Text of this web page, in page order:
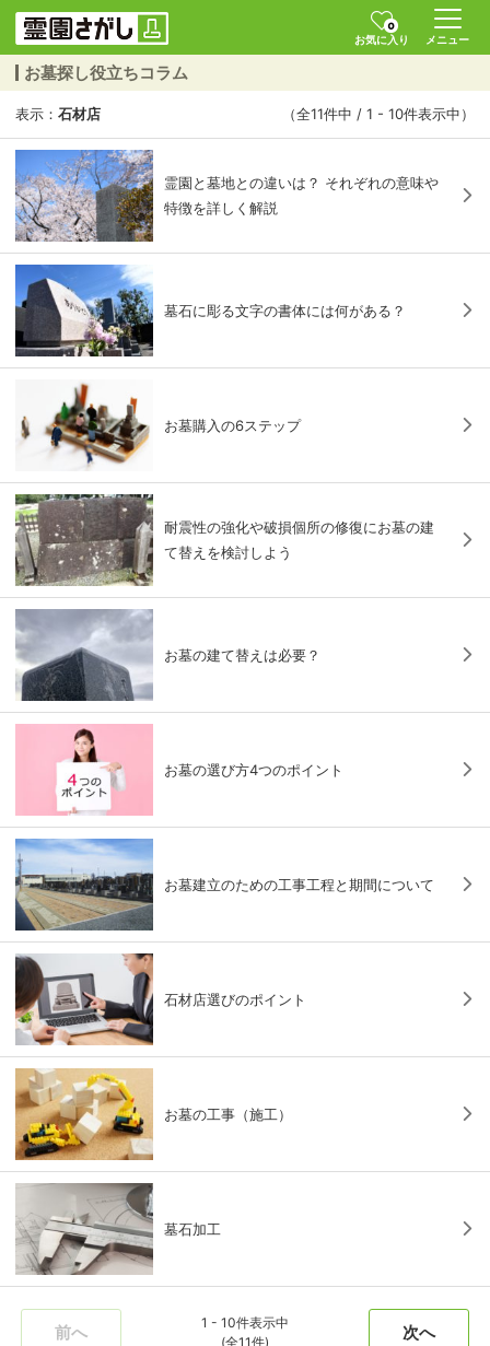
0
お気に入り
メニュー
お墓探し役立ちコラム
表示： 石材店 （全11件中 / 1 - 10件表示中）
霊園と墓地との違いは？ それぞれの意味や
特徴を詳しく解説
墓石に彫る文字の書体には何がある？
お墓購入の6ステップ
耐震性の強化や破損個所の修復にお墓の建
て替えを検討しよう
お墓の建て替えは必要？
お墓の選び方4つのポイント
お墓建立のための工事工程と期間について
石材店選びのポイント
お墓の工事（施工）
墓石加工
前へ
1 - 10件表示中
(全11件)
次へ